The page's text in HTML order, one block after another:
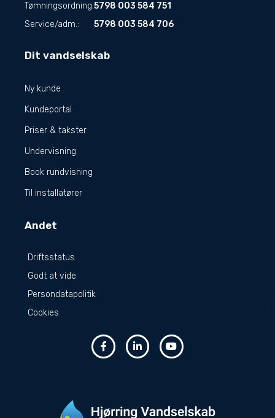
Tømningsordning:5798 003 584 751
Service/adm.:
5798 003 584 706
Dit vandselskab
Ny kunde
Kundeportal
Priser & takster
Undervisning
Book rundvisning
Til installatører
Andet
Driftsstatus
Godt at vide
Persondatapolitik
Cookies